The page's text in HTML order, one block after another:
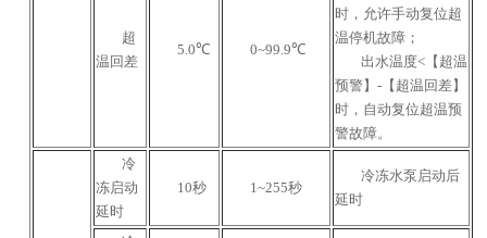
超
温回差
5.0℃ 0~99.9℃
时，允许手动复位超
温停机故障；
出水温度<【超温
预警】-【超温回差】
时，自动复位超温预
警故障。
冷
冻启动
延时
10秒 1~255秒
冷冻水泵启动后
延时